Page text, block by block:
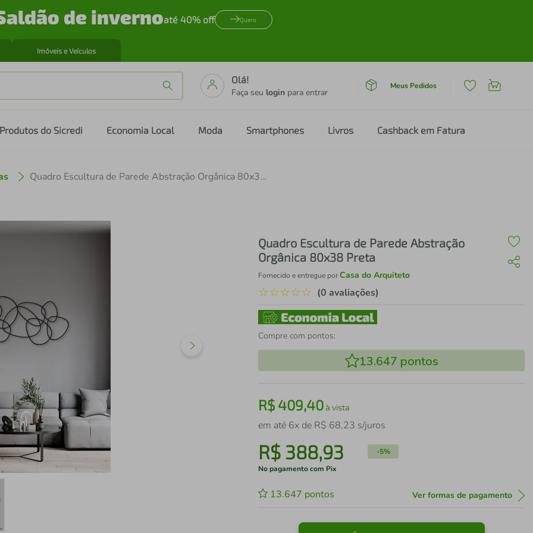
de invernoaté 40% off Quero
Imóveis e Veículos
Olá!
Faça seu login para entrar
Meus Pedidos
Produtos do Sicredi Economia Local Moda Smartphones Livros Cashback em Fatura
Quadro Escultura de Parede Abstração Orgânica 80x38 Preta
Quadro Escultura de Parede Abstração
Orgânica 80x38 Preta
Fornecido e entregue porCasa do Arquiteto
☆☆☆☆☆ (0 avaliações)
Compre com pontos:
13.647 pontos
R$409,40à vista
em até 6x de R$ 68,23 s/juros
R$ 388,93 -5%
No pagamento com Pix
13.647 pontos Ver formas de pagamento